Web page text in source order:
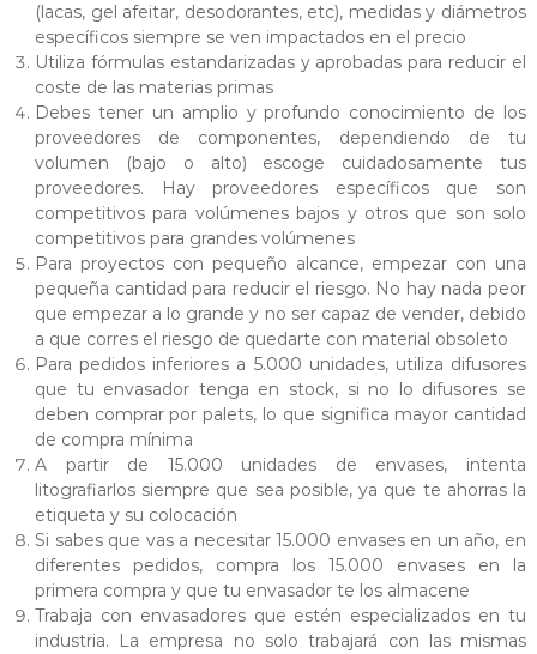
(lacas, gel afeitar, desodorantes, etc), medidas y diámetros
específicos siempre se ven impactados en el precio
Utiliza fórmulas estandarizadas y aprobadas para reducir el
coste de las materias primas
Debes tener un amplio y profundo conocimiento de los
proveedores de componentes, dependiendo de tu
volumen (bajo o alto) escoge cuidadosamente tus
proveedores. Hay proveedores específicos que son
competitivos para volúmenes bajos y otros que son solo
competitivos para grandes volúmenes
Para proyectos con pequeño alcance, empezar con una
pequeña cantidad para reducir el riesgo. No hay nada peor
que empezar a lo grande y no ser capaz de vender, debido
a que corres el riesgo de quedarte con material obsoleto
Para pedidos inferiores a 5.000 unidades, utiliza difusores
que tu envasador tenga en stock, si no lo difusores se
deben comprar por palets, lo que significa mayor cantidad
de compra mínima
A partir de 15.000 unidades de envases, intenta
litografiarlos siempre que sea posible, ya que te ahorras la
etiqueta y su colocación
Si sabes que vas a necesitar 15.000 envases en un año, en
diferentes pedidos, compra los 15.000 envases en la
primera compra y que tu envasador te los almacene
Trabaja con envasadores que estén especializados en tu
industria. La empresa no solo trabajará con las mismas